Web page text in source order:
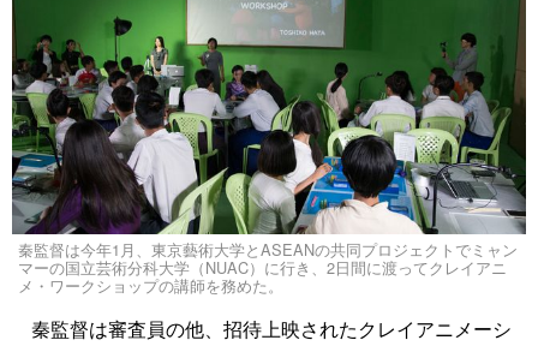
秦監督は今年1月、東京藝術大学とASEANの共同プロジェクトでミャン
マーの国立芸術分科大学（NUAC）に行き、2日間に渡ってクレイアニ
メ・ワークショップの講師を務めた。
秦監督は審査員の他、招待上映されたクレイアニメーシ